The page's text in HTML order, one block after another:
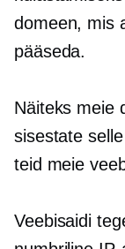
domeen, mis
pääseda.
Näiteks meie
sisestate
teid meie
Veebisaidi